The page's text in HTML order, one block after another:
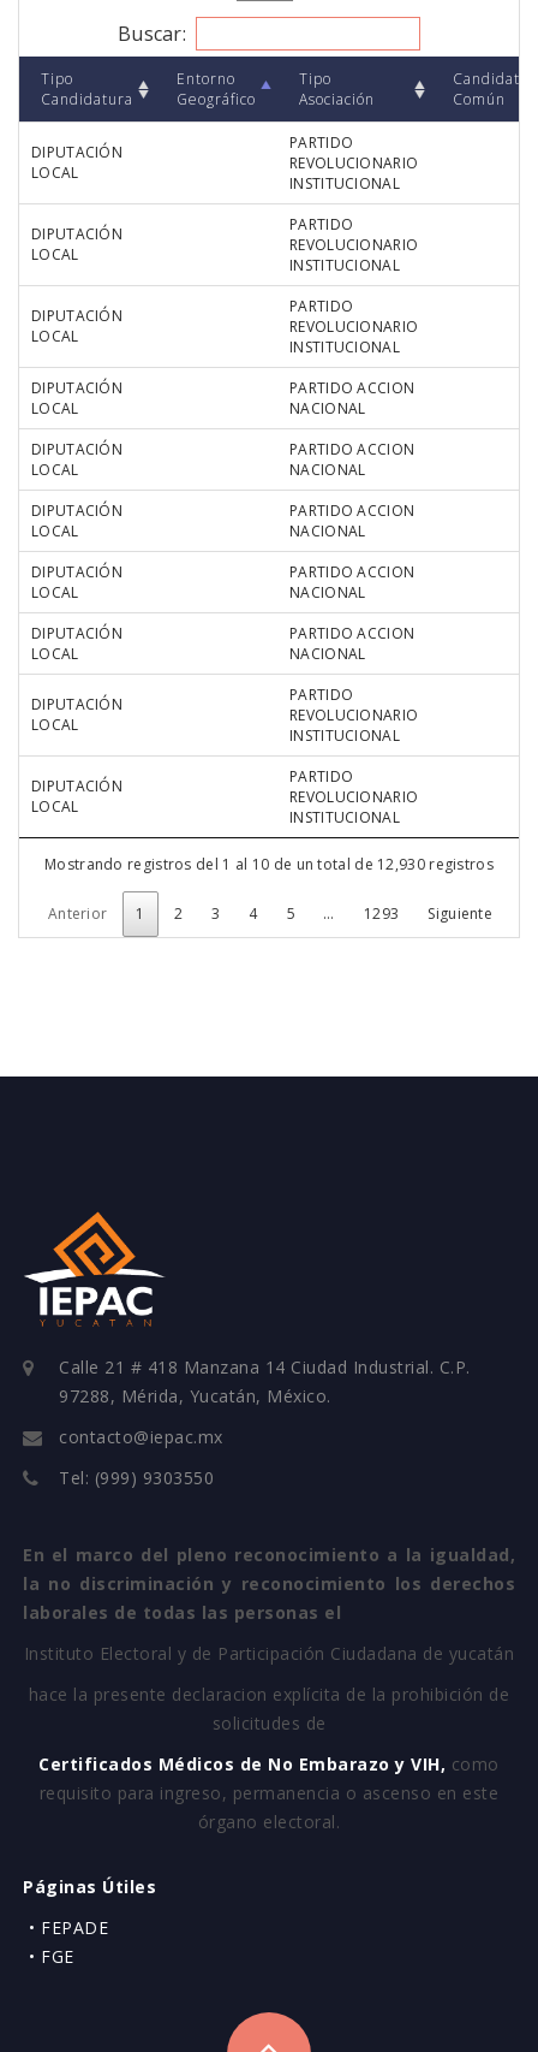
Buscar:
Tipo
Candidatura
Entorno
Geográfico
Tipo
Asociación
Común
DIPUTACIÓN
LOCAL
PARTIDO
REVOLUCIONARIO
INSTITUCIONAL
DIPUTACIÓN
LOCAL
PARTIDO
REVOLUCIONARIO
INSTITUCIONAL
DIPUTACIÓN
LOCAL
PARTIDO
REVOLUCIONARIO
INSTITUCIONAL
DIPUTACIÓN
LOCAL
PARTIDO ACCION
NACIONAL
DIPUTACIÓN
LOCAL
PARTIDO ACCION
NACIONAL
DIPUTACIÓN
LOCAL
PARTIDO ACCION
NACIONAL
DIPUTACIÓN
LOCAL
PARTIDO ACCION
NACIONAL
DIPUTACIÓN
LOCAL
PARTIDO ACCION
NACIONAL
DIPUTACIÓN
LOCAL
PARTIDO
REVOLUCIONARIO
INSTITUCIONAL
DIPUTACIÓN
LOCAL
PARTIDO
REVOLUCIONARIO
INSTITUCIONAL
Mostrando registros del 1 al 10 de un total de 12,930 registros
Anterior 1 2 3 4 5 … 1293 Siguiente
Calle 21 # 418 Manzana 14 Ciudad Industrial. C.P.
97288, Mérida, Yucatán, México.
contacto@iepac.mx
Tel: (999) 9303550
En el marco del pleno reconocimiento a la igualdad,
la no discriminación y reconocimiento los derechos
laborales de todas las personas el
Instituto Electoral y de Participación Ciudadana de yucatán
hace la presente declaracion explícita de la prohibición de
solicitudes de
Certificados Médicos de No Embarazo y VIH, como
requisito para ingreso, permanencia o ascenso en este
órgano electoral.
Páginas Útiles
• FEPADE
• FGE